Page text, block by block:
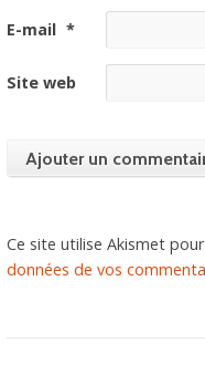
E-mail *
Site web
Ce site utilise Akismet
données de vos